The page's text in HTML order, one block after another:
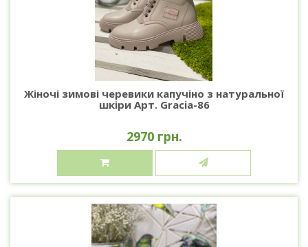
Жіночі зимові черевики капучіно з натуральної
шкіри Арт. Gracia-86
2970 грн.